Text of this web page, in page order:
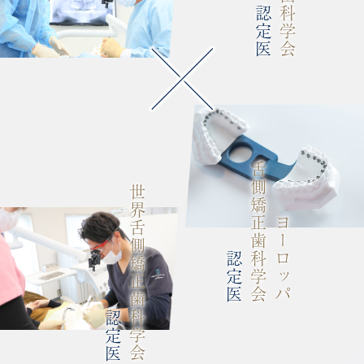
認定医
世界舌側矯正歯科学会
認定医
ヨーロッパ
舌側矯正歯科学会
認定医